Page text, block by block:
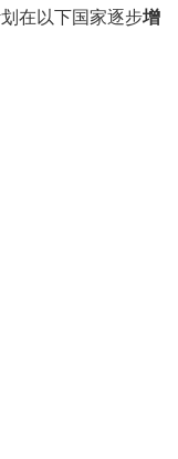
在以下国家逐步增